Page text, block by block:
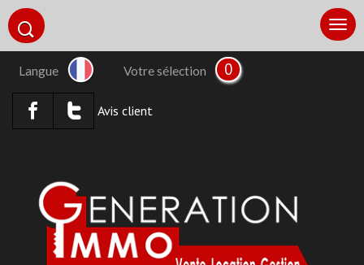
Langue Votre sélection 0
Avis client